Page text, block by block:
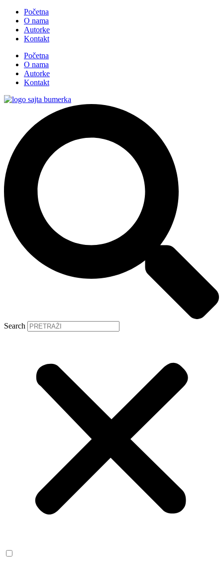
Početna
O nama
Autorke
Kontakt
Početna
O nama
Autorke
Kontakt
Search